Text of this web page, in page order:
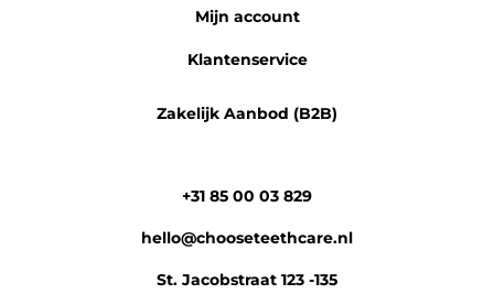
Mijn account
Klantenservice
Zakelijk Aanbod (B2B)
+31 85 00 03 829
hello@chooseteethcare.nl
St. Jacobstraat 123 -135